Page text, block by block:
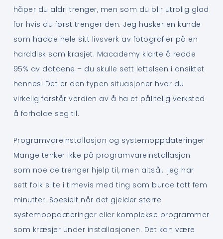
håper du aldri trenger, men som du blir utrolig glad
for hvis du først trenger den. Jeg husker en kunde
som hadde hele sitt livsverk av fotografier på en
harddisk som krasjet. Macademy klarte å redde
95% av dataene – du skulle sett lettelsen i ansiktet
hennes! Det er den typen situasjoner hvor du
virkelig forstår verdien av å ha et pålitelig verksted
å forholde seg til.
Programvareinstallasjon og systemoppdateringer
Mange tenker ikke på programvareinstallasjon
som noe de trenger hjelp til, men altså… jeg har
sett folk slite i timevis med ting som burde tatt fem
minutter. Spesielt når det gjelder større
systemoppdateringer eller komplekse programmer
som kræsjer under installasjonen. Det kan være